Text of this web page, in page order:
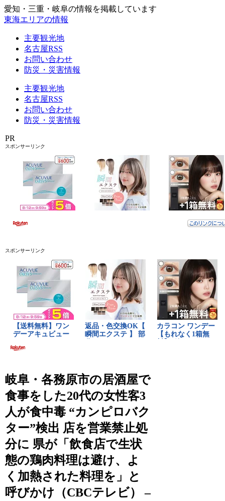
愛知・三重・岐阜の情報を掲載しています
東海エリアの情報
主要観光地
名古屋RSS
お問い合わせ
防災・災害情報
主要観光地
名古屋RSS
お問い合わせ
防災・災害情報
PR
スポンサーリンク
スポンサーリンク
岐阜・各務原市の居酒屋で
食事をした20代の女性客3
人が食中毒 “カンピロバク
ター”検出 店を営業禁止処
分に 県が「飲食店で生状
態の鶏肉料理は避け、よ
く加熱された料理を」と
呼びかけ（CBCテレビ） –